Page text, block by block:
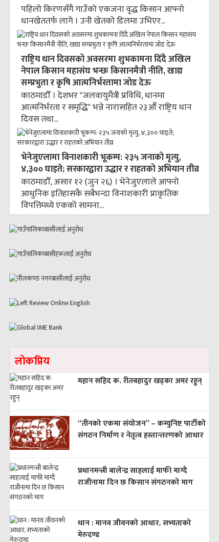
पहिलो किरणसँगै गाउँको एकजना वृद्ध किसान आफ्नो
धानखेततर्फ लागे । उनी खेतको डिलमा उभिएर...
राष्ट्रिय धान दिवसको अवसरमा शुभकामना दिँदै अखिल
नेपाल किसान महासंघ भन्छः किसानमैत्री नीति, खाद्य
सम्प्रभुता र कृषि आत्मनिर्भरतामा जोड देऊ
काठमाडौँ । देशभर "जलवायुमैत्री प्रविधि, धानमा
आत्मनिर्भरता र समृद्धि" भन्ने नारासहित २३औँ राष्ट्रिय धान
दिवस तथा...
भेनेजुएलामा विनाशकारी भूकम्प: २३५ जनाको मृत्यु,
४,३०० घाइते; सरकारद्वारा उद्धार र राहतको अभियान तीव्र
काठमाडौँ, असार १२ (जुन २६) । भेनेजुएलाले आफ्नो
आधुनिक इतिहासकै सबैभन्दा विनाशकारी प्राकृतिक
विपत्तिमध्ये एकको सामना...
लाेकप्रिय
महान सहिद क. रीतबहादुर खड्‌का अमर रहुन्
“तीनको एकमा संयोजन” – कम्युनिष्ट पार्टीको
संगठन निर्माण र नेतृत्व हस्तान्तरणको आधार
प्रधानमन्त्री बालेन्द्र साहलाई माफी माग्दै
राजीनामा दिन छ किसान संगठनको माग
धान : मानव जीवनको आधार, सभ्यताको
मेरुदण्ड